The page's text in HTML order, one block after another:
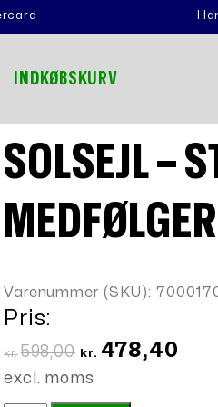
INDKØBSKURV
SOLSEJL –
Varenummer (SKU):
Pris:
kr. 598,00
Den
kr. 478,40
excl. moms